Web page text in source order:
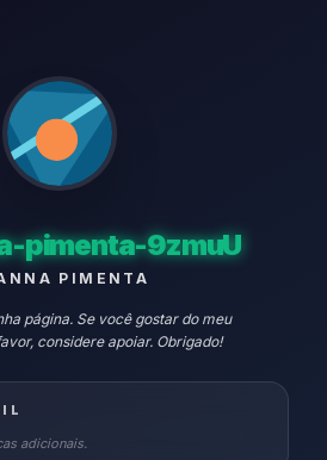
pimenta-9zmuU
PIMENTA
página. Se você gostar do meu
considere apoiar. Obrigado!
adicionais.